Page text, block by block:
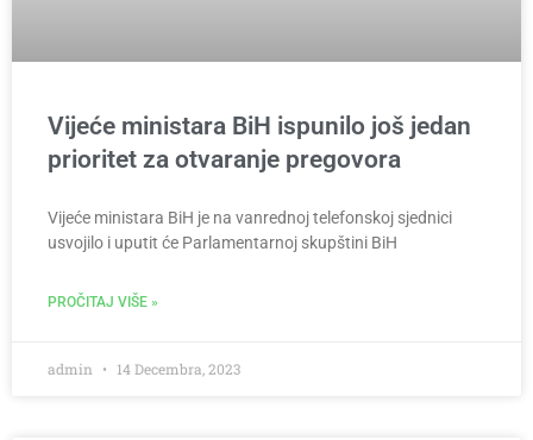
Vijeće ministara BiH ispunilo još jedan
prioritet za otvaranje pregovora
Vijeće ministara BiH je na vanrednoj telefonskoj sjednici
usvojilo i uputit će Parlamentarnoj skupštini BiH
PROČITAJ VIŠE »
admin 14 Decembra, 2023